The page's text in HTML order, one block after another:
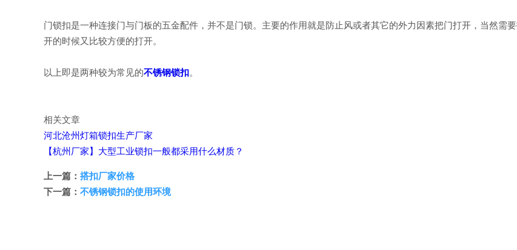
门锁扣是一种连接门与门板的五金配件，并不是门锁。主要的作用就是防止风或者其它的外力因素把门打开，当然需
开的时候又比较方便的打开。
以上即是两种较为常见的不锈钢锁扣。
相关文章
河北沧州灯箱锁扣生产厂家
【杭州厂家】大型工业锁扣一般都采用什么材质？
上一篇： 搭扣厂家价格
下一篇： 不锈钢锁扣的使用环境